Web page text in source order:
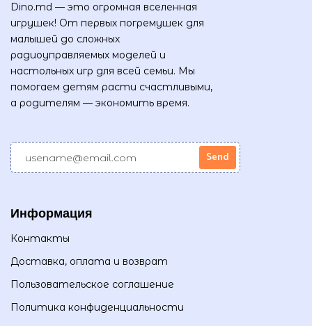
Dino.md — это огромная вселенная
игрушек! От первых погремушек для
малышей до сложных
радиоуправляемых моделей и
настольных игр для всей семьи. Мы
помогаем детям расти счастливыми,
а родителям — экономить время.
Информация
Контакты
Доставка, оплата и возврат
Пользовательское соглашение
Политика конфиденциальности